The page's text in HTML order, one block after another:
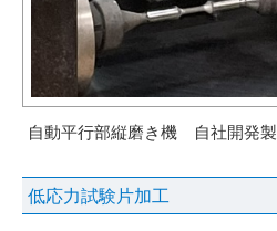
自動平行部縦磨き機 自社開発製
低応力試験片加工